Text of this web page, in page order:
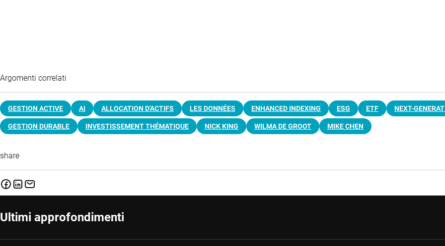
Argomenti correlati
GESTION ACTIVE AI ALLOCATION D'ACTIFS LES DONNÉES ENHANCED INDEXING ESG ETF NEXT-
GESTION DURABLE INVESTISSEMENT THÉMATIQUE NICK KING WILMA DE GROOT MIKE CHEN
share
Ultimi approfondimenti